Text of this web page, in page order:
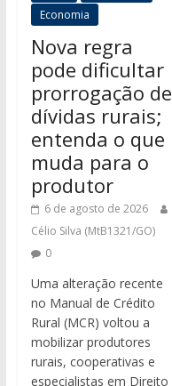
Economia
Nova regra
pode dificultar
prorrogação de
dívidas rurais;
entenda o que
muda para o
produtor
6 de agosto de 2026
Célio Silva (MtB1321/GO)
0
Uma alteração recente
no Manual de Crédito
Rural (MCR) voltou a
mobilizar produtores
rurais, cooperativas e
especialistas em Direito